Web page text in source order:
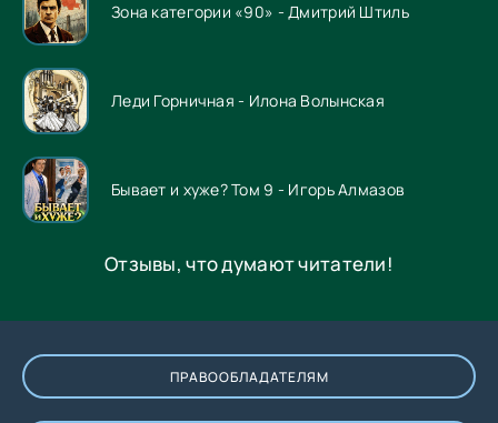
Зона категории «90» - Дмитрий Штиль
Леди Горничная - Илона Волынская
Бывает и хуже? Том 9 - Игорь Алмазов
Отзывы, что думают читатели!
ПРАВООБЛАДАТЕЛЯМ